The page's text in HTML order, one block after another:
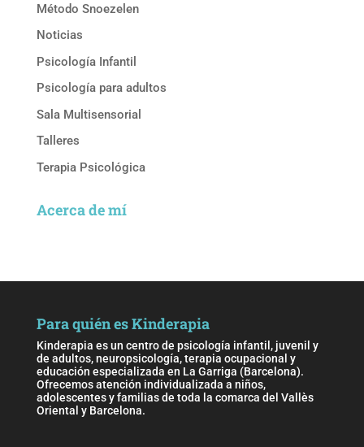
Método Snoezelen
Noticias
Psicología Infantil
Psicología para adultos
Sala Multisensorial
Talleres
Terapia Psicológica
Acerca de mí
Para quién es Kinderapia
Kinderapia es un centro de psicología infantil, juvenil y
de adultos, neuropsicología, terapia ocupacional y
educación especializada en La Garriga (Barcelona).
Ofrecemos atención individualizada a niños,
adolescentes y familias de toda la comarca del Vallès
Oriental y Barcelona.